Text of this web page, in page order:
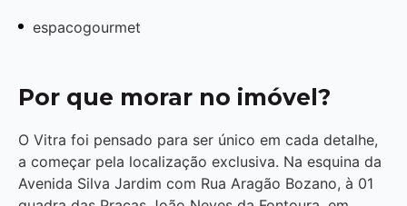
espacogourmet
Por que morar no imóvel?
O Vitra foi pensado para ser único em cada detalhe,
a começar pela localização exclusiva. Na esquina da
Avenida Silva Jardim com Rua Aragão Bozano, à 01